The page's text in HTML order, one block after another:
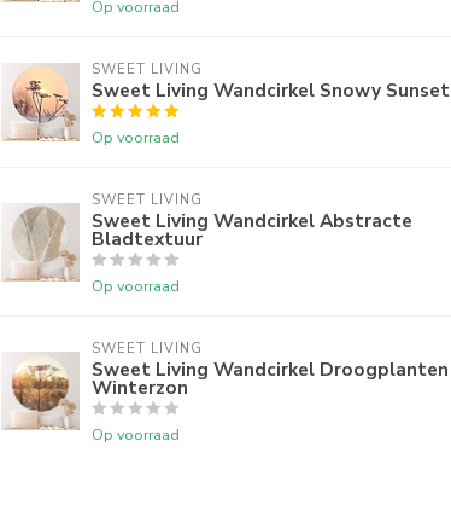
Op voorraad
SWEET LIVING
Sweet Living Wandcirkel Snowy Sunset
Op voorraad
SWEET LIVING
Sweet Living Wandcirkel Abstracte
Bladtextuur
Op voorraad
SWEET LIVING
Sweet Living Wandcirkel Droogplanten
Winterzon
Op voorraad